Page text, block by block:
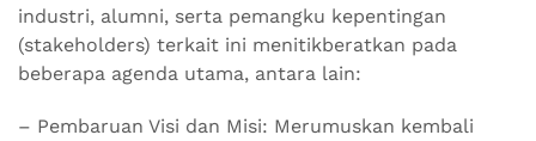
industri, alumni, serta pemangku kepentingan
(stakeholders) terkait ini menitikberatkan pada
beberapa agenda utama, antara lain:
– Pembaruan Visi dan Misi: Merumuskan kembali